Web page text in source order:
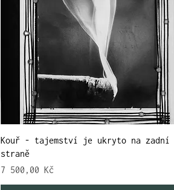
Kouř - tajemství je ukryto na zadní
straně
Cena
7 500,00 Kč